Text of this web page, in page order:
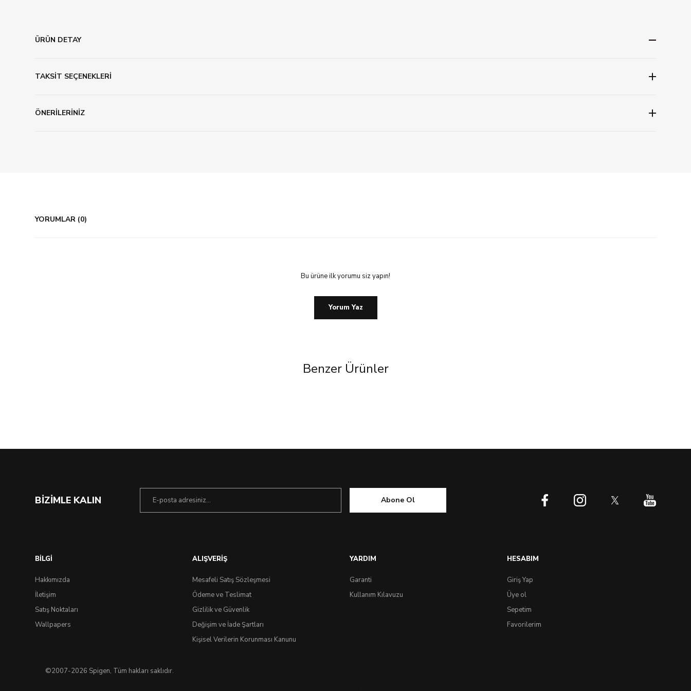
ÜRÜN DETAY
TAKSİT SEÇENEKLERİ
ÖNERİLERİNİZ
YORUMLAR (0)
Bu ürüne ilk yorumu siz yapın!
Yorum Yaz
Benzer Ürünler
BİZİMLE KALIN Abone Ol
BİLGİ
Hakkımızda
İletişim
Satış Noktaları
Wallpapers
ALIŞVERİŞ
Mesafeli Satış Sözleşmesi
Ödeme ve Teslimat
Gizlilik ve Güvenlik
Değişim ve İade Şartları
Kişisel Verilerin Korunması Kanunu
YARDIM
Garanti
Kullanım Kılavuzu
HESABIM
Giriş Yap
Üye ol
Sepetim
Favorilerim
©2007-2026 Spigen, Tüm hakları saklıdır.